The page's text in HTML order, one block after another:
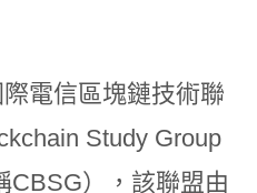
電信區塊鏈技術聯
Study Group
CBSG），該聯盟由